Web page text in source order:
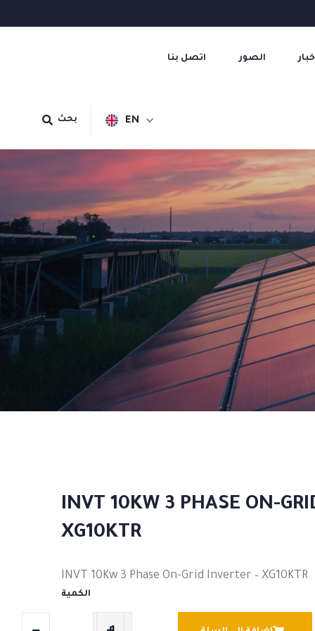
الصور اتصل بنا
بحث EN
INVT 10KW 3 PHASE ON-
XG10KTR
INVT 10Kw 3 Phase On-Grid Inverter – XG10KTR
الكمية